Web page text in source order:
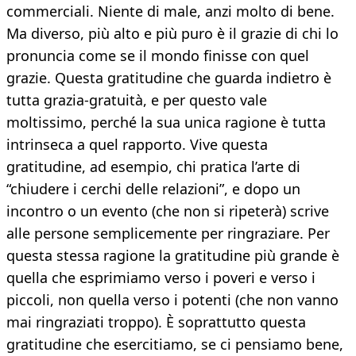
commerciali. Niente di male, anzi molto di bene.
Ma diverso, più alto e più puro è il grazie di chi lo
pronuncia come se il mondo finisse con quel
grazie. Questa gratitudine che guarda indietro è
tutta grazia-gratuità, e per questo vale
moltissimo, perché la sua unica ragione è tutta
intrinseca a quel rapporto. Vive questa
gratitudine, ad esempio, chi pratica l’arte di
“chiudere i cerchi delle relazioni”, e dopo un
incontro o un evento (che non si ripeterà) scrive
alle persone semplicemente per ringraziare. Per
questa stessa ragione la gratitudine più grande è
quella che esprimiamo verso i poveri e verso i
piccoli, non quella verso i potenti (che non vanno
mai ringraziati troppo). È soprattutto questa
gratitudine che esercitiamo, se ci pensiamo bene,